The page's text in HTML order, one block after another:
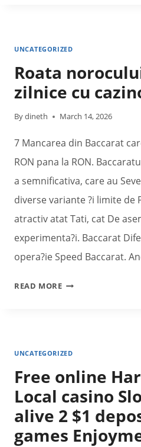
LAND
DICHTER
UND
DENKER
&
FAIRE
UNCATEGORIZED
Roata
zilnice cu
Bydineth March 14, 2026
7 Mancarea din Baccarat
RON pana la RON.
a semnificativa, care au
diverse variante ?i limite de
atractiv atat Tati, cat De
experimenta?i. Baccarat
opera?ie Speed Baccarat.
READ MOREROATA
AU
ZILNICE
CU
CAZINOU
LAS
VEGAS
UNCATEGORIZED
Free online
Local casino
alive 2 $1
games